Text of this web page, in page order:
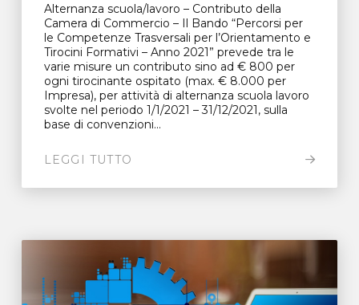
Alternanza scuola/lavoro – Contributo della
Camera di Commercio – Il Bando “Percorsi per
le Competenze Trasversali per l’Orientamento e
Tirocini Formativi – Anno 2021” prevede tra le
varie misure un contributo sino ad € 800 per
ogni tirocinante ospitato (max. € 8.000 per
Impresa), per attività di alternanza scuola lavoro
svolte nel periodo 1/1/2021 – 31/12/2021, sulla
base di convenzioni...
LEGGI TUTTO